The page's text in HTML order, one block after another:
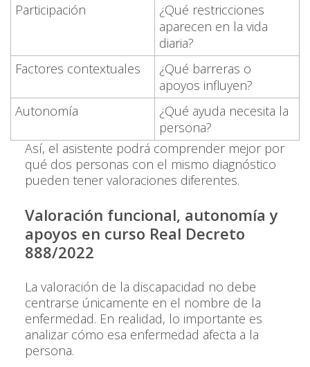
Participación
¿Qué restricciones
aparecen en la vida
diaria?
Factores contextuales
¿Qué barreras o
apoyos influyen?
Autonomía
¿Qué ayuda necesita la
persona?
Así, el asistente podrá comprender mejor por
qué dos personas con el mismo diagnóstico
pueden tener valoraciones diferentes.
Valoración funcional, autonomía y
apoyos en curso Real Decreto
888/2022
La valoración de la discapacidad no debe
centrarse únicamente en el nombre de la
enfermedad. En realidad, lo importante es
analizar cómo esa enfermedad afecta a la
persona.